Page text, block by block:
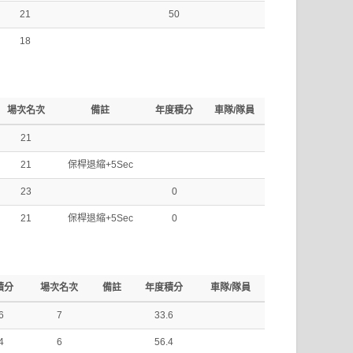
21 50
18
場次名次 備註 年度積分 車隊/隊員
21
21 保桿退縮+5Sec
23 0
21 保桿退縮+5Sec 0
分 場次名次 備註 年度積分 車隊/隊員
7 33.6
6 56.4